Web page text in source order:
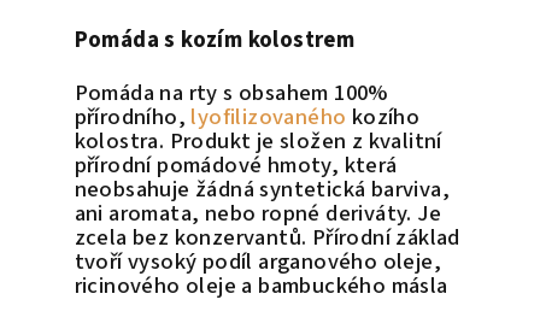
Pomáda s kozím kolostrem
Pomáda na rty s obsahem 100%
přírodního, lyofilizovaného kozího
kolostra. Produkt je složen z kvalitní
přírodní pomádové hmoty, která
neobsahuje žádná syntetická barviva,
ani aromata, nebo ropné deriváty. Je
zcela bez konzervantů. Přírodní základ
tvoří vysoký podíl arganového oleje,
ricinového oleje a bambuckého másla